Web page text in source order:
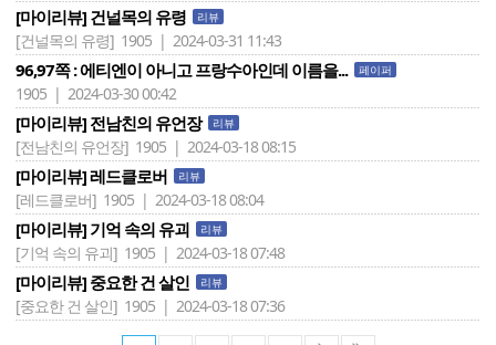
[마이리뷰] 건널목의 유령 리뷰
[건널목의 유령] 1905 | 2024-03-31 11:43
96,97쪽 : 에티엔이 아니고 프랑수아인데 이름을... 페이퍼
1905 | 2024-03-30 00:42
[마이리뷰] 전남친의 유언장 리뷰
[전남친의 유언장] 1905 | 2024-03-18 08:15
[마이리뷰] 레드클로버 리뷰
[레드클로버] 1905 | 2024-03-18 08:04
[마이리뷰] 기억 속의 유괴 리뷰
[기억 속의 유괴] 1905 | 2024-03-18 07:48
[마이리뷰] 중요한 건 살인 리뷰
[중요한 건 살인] 1905 | 2024-03-18 07:36